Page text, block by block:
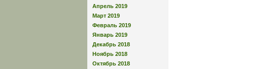
Апрель 2019
Март 2019
Февраль 2019
Январь 2019
Декабрь 2018
Ноябрь 2018
Октябрь 2018